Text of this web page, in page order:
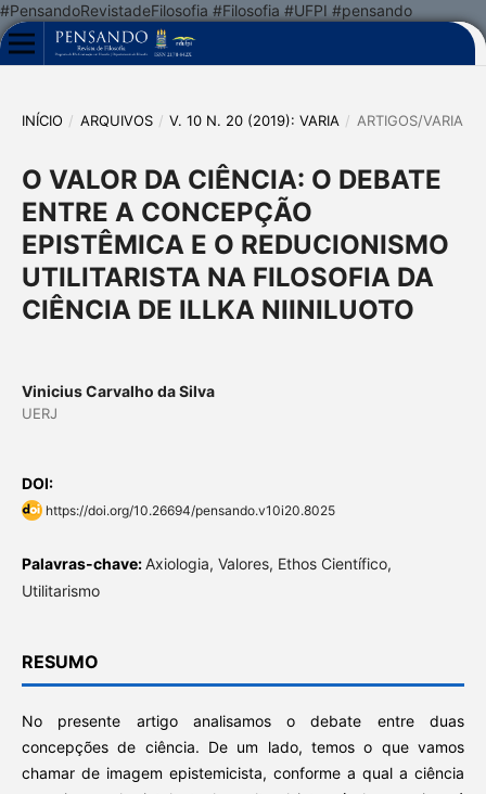
#PensandoRevistadeFilosofia #Filosofia #UFPI #pensando
INÍCIO / ARQUIVOS / V. 10 N. 20 (2019): VARIA / ARTIGOS/VARIA
O VALOR DA CIÊNCIA: O DEBATE
ENTRE A CONCEPÇÃO
EPISTÊMICA E O REDUCIONISMO
UTILITARISTA NA FILOSOFIA DA
CIÊNCIA DE ILLKA NIINILUOTO
Vinicius Carvalho da Silva
UERJ
DOI:
https://doi.org/10.26694/pensando.v10i20.8025
Palavras-chave:Axiologia, Valores, Ethos Científico,
Utilitarismo
RESUMO
No presente artigo analisamos o debate entre duas
concepções de ciência. De um lado, temos o que vamos
chamar de imagem epistemicista, conforme a qual a ciência